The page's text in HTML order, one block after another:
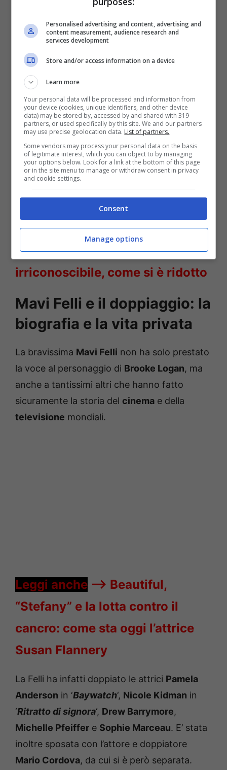
La Felli non è però solodoppiatricee
ma è anche una
Alessandro
infatti di conciliare sempre la sua professione
con la sua missione di mamma, e pare che le
riesca bene tutto. Inoltre,
Mavi Felli
adora
anche scrivere e lascritturaè per lei un altro
altro modo di poter esprimere sé stessa.
—->Ronn Moss
trasformazione dopo Beautiful |
Addio Ridge, l’attore è
irriconoscibile, come si è ridotto
Mavi Felli e il doppiaggio: la
biografia e la vita privata
La bravissima Mavi Felli non ha solo prestato
la voce al personaggio di Brooke Logan, ma
anche a tantissimi altri che hanno fatto
sicuramente la storia del cinema e della
televisione mondiali.
Leggi anche —-> Beautiful,
“Stefany” e la lotta contro il
cancro: come sta oggi l’attrice
Susan Flannery
La Felli ha infatti doppiato le attrici Pamela
Anderson in ‘Baywatch‘, Nicole Kidman in
‘Ritratto di signora‘, Drew Barrymore,
Michelle Pfeiffer e Sophie Marceau. E’ stata
inoltre sposata con l’attore e doppiatore
Mario Cordova, da cui si è però separata.
Personalised advertising and content, advertising and
content measurement, audience research and
services development
Store and/or access information on a device
Learn more
Your personal data will be processed and information from
your device (cookies, unique identifiers, and other device
data) may be stored by, accessed by and shared with 319
partners, or used specifically by this site. We and our partners
may use precise geolocation data. List of partners.
Some vendors may process your personal data on the basis
of legitimate interest, which you can object to by managing
your options below. Look for a link at the bottom of this page
or in the site menu to manage or withdraw consent in privacy
and cookie settings.
Consent
Manage options